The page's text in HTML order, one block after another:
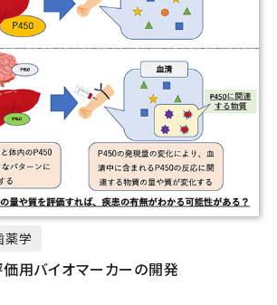
薬学
用バイオマーカーの開発